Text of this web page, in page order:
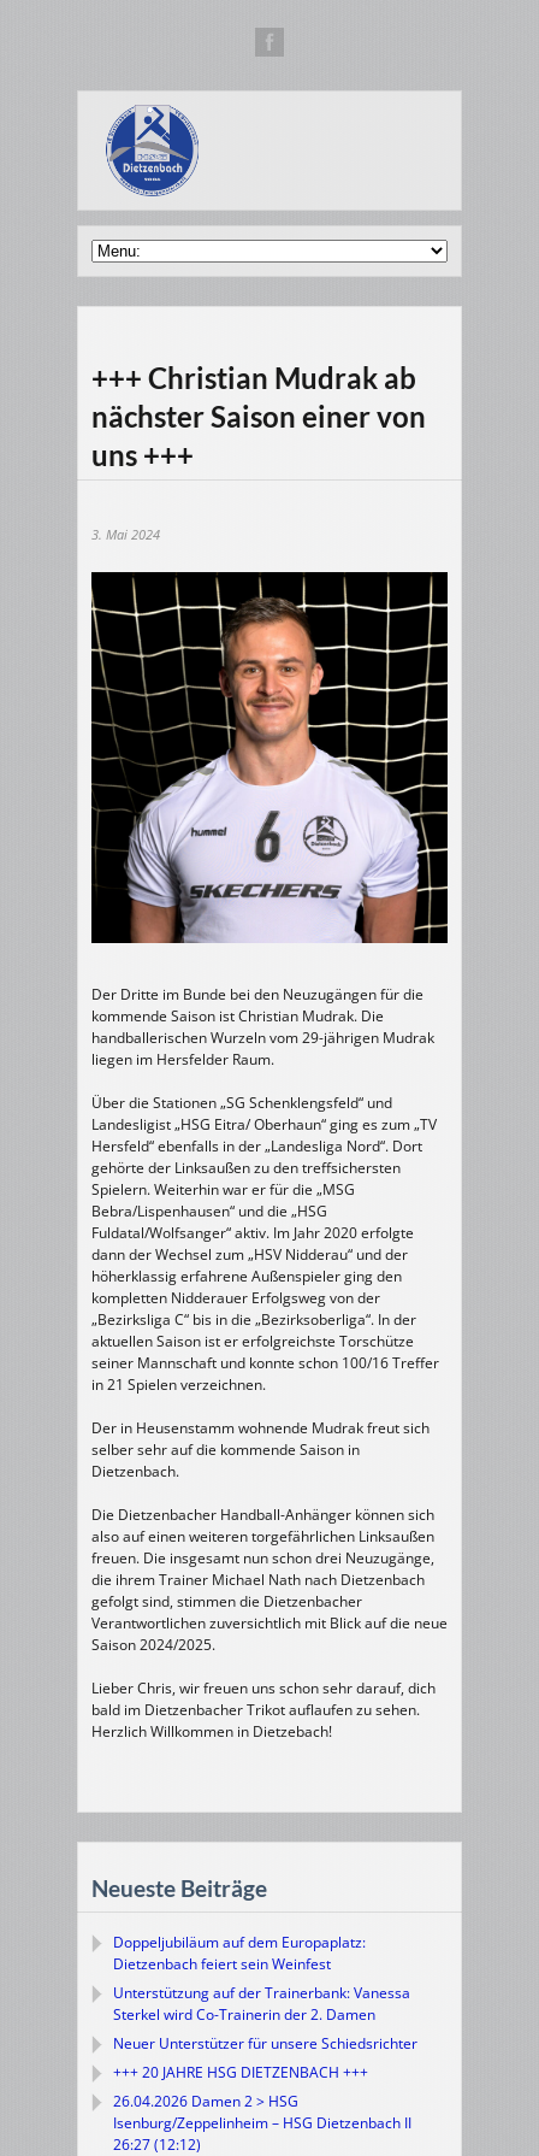
+++ Christian Mudrak ab
nächster Saison einer von
uns +++
3. Mai 2024
Der Dritte im Bunde bei den Neuzugängen für die
kommende Saison ist Christian Mudrak. Die
handballerischen Wurzeln vom 29-jährigen Mudrak
liegen im Hersfelder Raum.
Über die Stationen „SG Schenklengsfeld“ und
Landesligist „HSG Eitra/ Oberhaun“ ging es zum „TV
Hersfeld“ ebenfalls in der „Landesliga Nord“. Dort
gehörte der Linksaußen zu den treffsichersten
Spielern. Weiterhin war er für die „MSG
Bebra/Lispenhausen“ und die „HSG
Fuldatal/Wolfsanger“ aktiv. Im Jahr 2020 erfolgte
dann der Wechsel zum „HSV Nidderau“ und der
höherklassig erfahrene Außenspieler ging den
kompletten Nidderauer Erfolgsweg von der
„Bezirksliga C“ bis in die „Bezirksoberliga“. In der
aktuellen Saison ist er erfolgreichste Torschütze
seiner Mannschaft und konnte schon 100/16 Treffer
in 21 Spielen verzeichnen.
Der in Heusenstamm wohnende Mudrak freut sich
selber sehr auf die kommende Saison in
Dietzenbach.
Die Dietzenbacher Handball-Anhänger können sich
also auf einen weiteren torgefährlichen Linksaußen
freuen. Die insgesamt nun schon drei Neuzugänge,
die ihrem Trainer Michael Nath nach Dietzenbach
gefolgt sind, stimmen die Dietzenbacher
Verantwortlichen zuversichtlich mit Blick auf die neue
Saison 2024/2025.
Lieber Chris, wir freuen uns schon sehr darauf, dich
bald im Dietzenbacher Trikot auflaufen zu sehen.
Herzlich Willkommen in Dietzebach!
Neueste Beiträge
Doppeljubiläum auf dem Europaplatz:
Dietzenbach feiert sein Weinfest
Unterstützung auf der Trainerbank: Vanessa
Sterkel wird Co-Trainerin der 2. Damen
Neuer Unterstützer für unsere Schiedsrichter
+++ 20 JAHRE HSG DIETZENBACH +++
26.04.2026 Damen 2 > HSG
Isenburg/Zeppelinheim – HSG Dietzenbach II
26:27 (12:12)